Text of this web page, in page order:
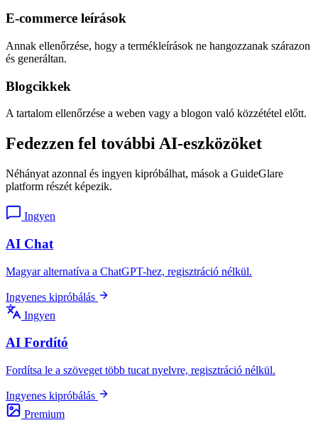
E-commerce leírások
Annak ellenőrzése, hogy a termékleírások ne hangozzanak szárazon
és generáltan.
Blogcikkek
A tartalom ellenőrzése a weben vagy a blogon való közzététel előtt.
Fedezzen fel további AI-eszközöket
Néhányat azonnal és ingyen kipróbálhat, mások a GuideGlare
platform részét képezik.
Ingyen
AI Chat
Magyar alternatíva a ChatGPT-hez, regisztráció nélkül.
Ingyenes kipróbálás
Ingyen
AI Fordító
Fordítsa le a szöveget több tucat nyelvre, regisztráció nélkül.
Ingyenes kipróbálás
Premium